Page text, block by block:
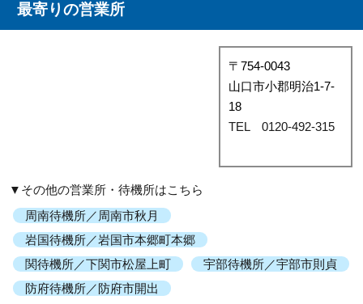
最寄りの営業所
〒754-0043
山口市小郡明治1-7-
18
TEL 0120-492-315
▼その他の営業所・待機所はこちら
周南待機所／周南市秋月
岩国待機所／岩国市本郷町本郷
関待機所／下関市松屋上町
宇部待機所／宇部市則貞
防府待機所／防府市開出